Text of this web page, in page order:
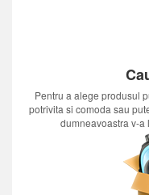
Pentru a alege produsul
potrivita si comoda sau
dumneavoastra v-a